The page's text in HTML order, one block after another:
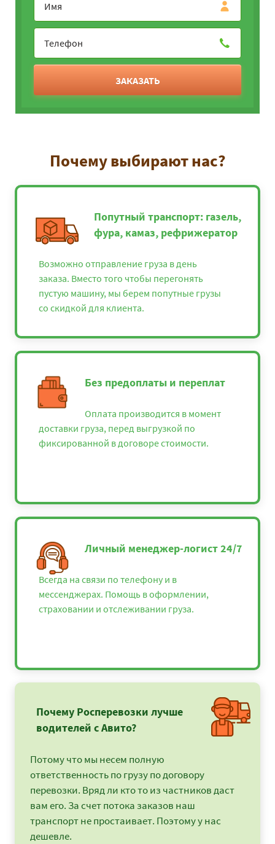
ЗАКАЗАТЬ
Почему выбирают нас?
Попутный транспорт: газель,
фура, камаз, рефрижератор
Возможно отправление груза в день
заказа. Вместо того чтобы перегонять
пустую машину, мы берем попутные грузы
со скидкой для клиента.
Без предоплаты и переплат
Оплата производится в момент
доставки груза, перед выгрузкой по
фиксированной в договоре стоимости.
Личный менеджер-логист 24/7
Всегда на связи по телефону и в
мессенджерах. Помощь в оформлении,
страховании и отслеживании груза.
Почему Росперевозки лучше
водителей с Авито?
Потому что мы несем полную
ответственность по грузу по договору
перевозки. Вряд ли кто то из частников даст
вам его. За счет потока заказов наш
транспорт не простаивает. Поэтому у нас
дешевле.